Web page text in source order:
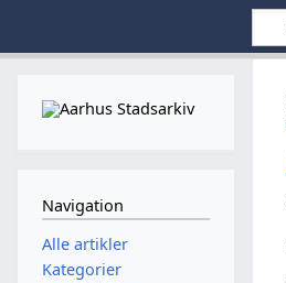
Navigation
Alle artikler
Kategorier